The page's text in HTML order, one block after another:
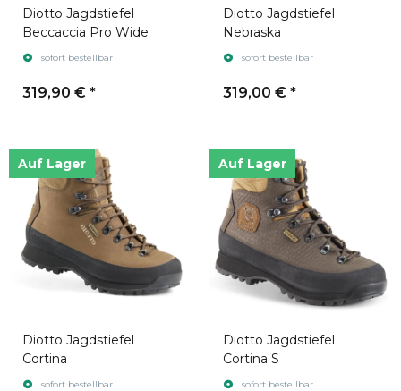
Diotto Jagdstiefel
Beccaccia Pro Wide
sofort bestellbar
319,90 € *
Diotto Jagdstiefel
Nebraska
sofort bestellbar
319,00 € *
Auf Lager
Diotto Jagdstiefel
Cortina
sofort bestellbar
Auf Lager
Diotto Jagdstiefel
Cortina S
sofort bestellbar